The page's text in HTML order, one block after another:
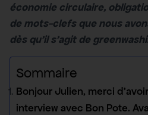
économie circulaire,
de mots-clefs que nous
dès qu’il s’agit de
Sommaire
Bonjour Julien, merci
interview avec Bon Pote.